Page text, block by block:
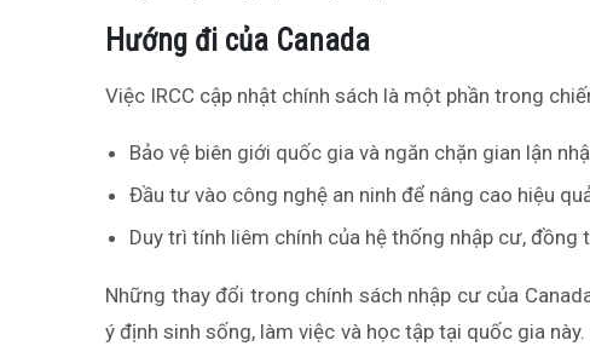
Hướng đi của Canada
Việc IRCC cập nhật chính sách là một phần trong
Bảo vệ biên giới quốc gia và ngăn chặn gian lận
Đầu tư vào công nghệ an ninh để nâng cao hiệu
Duy trì tính liêm chính của hệ thống nhập cư,
Những thay đổi trong chính sách nhập cư của
ý định sinh sống, làm việc và học tập tại quốc gia